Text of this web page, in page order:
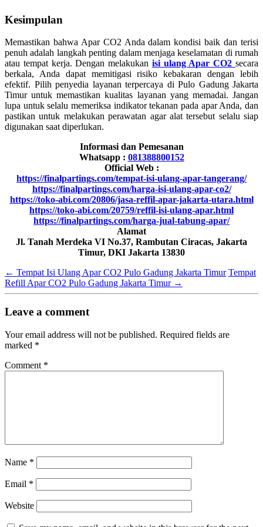
Kesimpulan
Memastikan bahwa Apar CO2 Anda dalam kondisi baik dan terisi
penuh adalah langkah penting dalam menjaga keselamatan di rumah
atau tempat kerja. Dengan melakukan isi ulang Apar CO2 secara
berkala, Anda dapat memitigasi risiko kebakaran dengan lebih
efektif. Pilih penyedia layanan terpercaya di Pulo Gadung Jakarta
Timur untuk memastikan kualitas layanan yang memadai. Jangan
lupa untuk selalu memeriksa indikator tekanan pada apar Anda, dan
pastikan untuk melakukan perawatan agar alat tersebut selalu siap
digunakan saat diperlukan.
Informasi dan Pemesanan
Whatsapp : 081388800152
Official Web :
https://finalpartings.com/tempat-isi-ulang-apar-tangerang/
https://finalpartings.com/harga-isi-ulang-apar-co2/
https://toko-abi.com/20806/jasa-reffil-apar-jakarta-utara.html
https://toko-abi.com/20759/reffil-isi-ulang-apar.html
https://finalpartings.com/harga-jual-tabung-apar/
Alamat
Jl. Tanah Merdeka VI No.37, Rambutan Ciracas, Jakarta
Timur, DKI Jakarta 13830
← Tempat Isi Ulang Apar CO2 Pulo Gadung Jakarta Timur Tempat
Refill Apar CO2 Pulo Gadung Jakarta Timur →
Leave a comment
Your email address will not be published. Required fields are
marked *
Comment *
Name *
Email *
Website